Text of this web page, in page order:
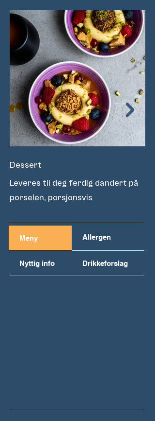
Dessert
Leveres til deg ferdig dandert på
porselen, porsjonsvis
Meny Allergen
Nyttig info Drikkeforslag